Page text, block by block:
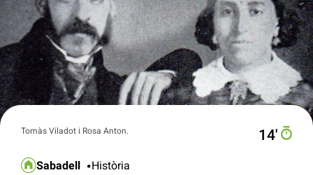
Tomàs Viladot i Rosa Anton. 14′
Sabadell Història